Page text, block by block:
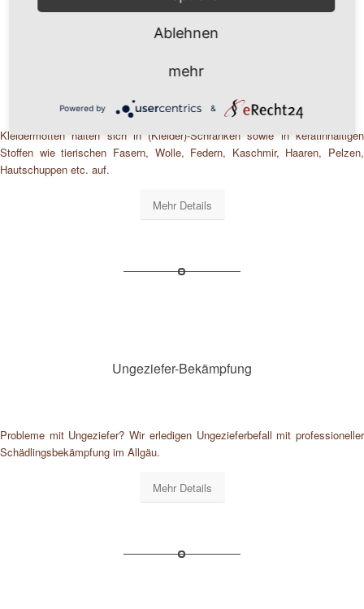
Kleidermotten bekämpfen
Kleidermotten halten sich in (Kleider)-Schränken sowie in keratinhaltigen
Stoffen wie tierischen Fasern, Wolle, Federn, Kaschmir, Haaren, Pelzen,
Hautschuppen etc. auf.
Mehr Details
Ungeziefer-Bekämpfung
Probleme mit Ungeziefer? Wir erledigen Ungezieferbefall mit professioneller
Schädlingsbekämpfung im Allgäu.
Mehr Details
Ablehnen
mehr
Powered by &